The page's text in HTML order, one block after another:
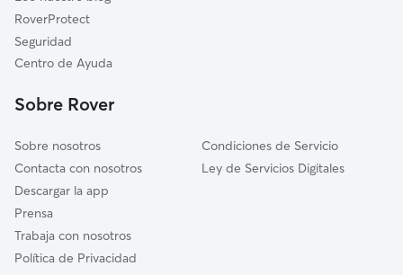
Villanueva de los Castillejos
Huelva
Gibraleón
RoverProtect
Seguridad
Centro de Ayuda
Sobre Rover
Sobre nosotros
Contacta con nosotros
Descargar la app
Prensa
Trabaja con nosotros
Política de Privacidad
Condiciones de Servicio
Ley de Servicios Digitales